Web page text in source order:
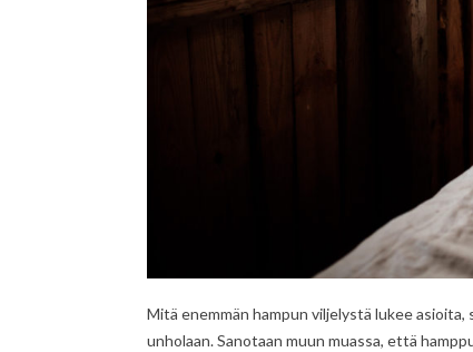
Mitä enemmän hampun viljelystä lukee
unholaan. Sanotaan muun muassa, että